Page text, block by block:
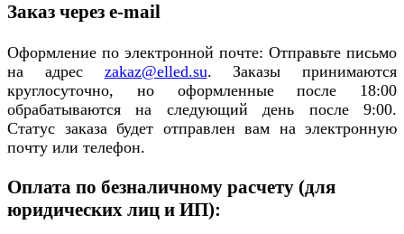
Заказ через e-mail
Оформление по электронной почте: Отправьте письмо
на адрес zakaz@elled.su. Заказы принимаются
круглосуточно, но оформленные после 18:00
обрабатываются на следующий день после 9:00.
Статус заказа будет отправлен вам на электронную
почту или телефон.
Оплата по безналичному расчету (для
юридических лиц и ИП):